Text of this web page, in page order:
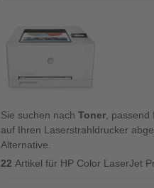
Sie suchen nach Toner ,
auf Ihren Laserstrahldrucker
Alternative.
22 Artikel für HP Color LaserJet